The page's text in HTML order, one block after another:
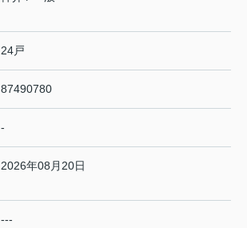
24戸
87490780
-
2026年08月20日
---